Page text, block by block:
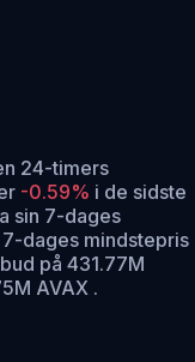
24-timers
-0.59% i de sidste
sin 7-dages
dages mindstepris
på 431.77M
AVAX .